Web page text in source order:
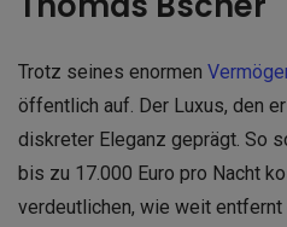
Trotz seines enormen
öffentlich auf. Der Luxus, den
diskreter Eleganz geprägt. So
bis zu 17.000 Euro pro Nacht
verdeutlichen, wie weit